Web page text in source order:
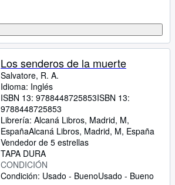
Los senderos de la muerte
Salvatore, R. A.
Idioma: Inglés
ISBN 13: 9788448725853ISBN 13:
9788448725853
Librería: Alcaná Libros, Madrid, M,
EspañaAlcaná Libros, Madrid, M, España
Vendedor de 5 estrellas
TAPA DURA
CONDICIÓN
Condición: Usado - BuenoUsado - Bueno